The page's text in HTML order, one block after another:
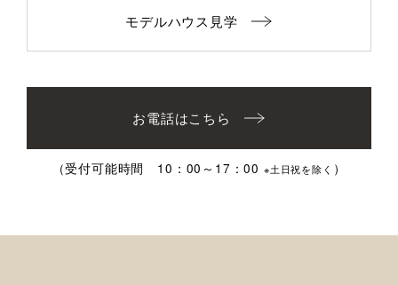
モデルハウス見学
お電話はこちら
（受付可能時間 10：00～17：00 ※土日祝を除く ）